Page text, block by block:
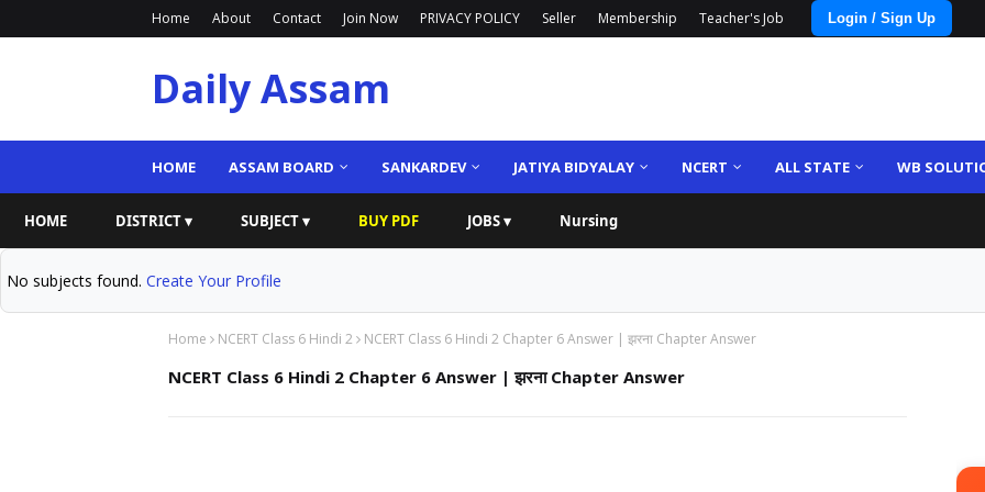
Home About Contact Join Now PRIVACY POLICY Seller Membership Teacher's Job Login / Sign Up
Daily Assam
HOME ASSAM BOARD SANKARDEV JATIYA BIDYALAY NCERT ALL STATE WB
HOME DISTRICT ▾ SUBJECT ▾ BUY PDF JOBS ▾ Nursing
No subjects found. Create Your Profile
Home NCERT Class 6 Hindi 2 NCERT Class 6 Hindi 2 Chapter 6 Answer | झरना Chapter Answer
NCERT Class 6 Hindi 2 Chapter 6 Answer | झरना Chapter Answer